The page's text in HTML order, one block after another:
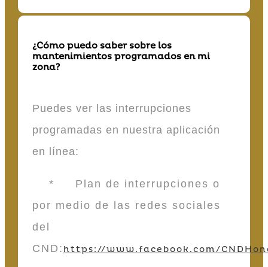
¿Cómo puedo saber sobre los
mantenimientos programados en mi
zona?
Puedes ver las interrupciones
programadas en nuestra aplicación
en línea:
* Plan de interrupciones o
por medio de las redes sociales
del
CND: https://www.facebook.com/